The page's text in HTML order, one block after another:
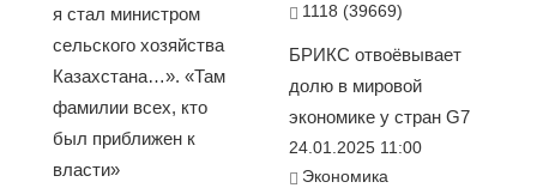
я стал министром
сельского хозяйства
Казахстана…». «Там
фамилии всех, кто
был приближен к
власти»
1118 (39669)
БРИКС отвоёвывает
долю в мировой
экономике у стран G7
24.01.2025 11:00
Экономика